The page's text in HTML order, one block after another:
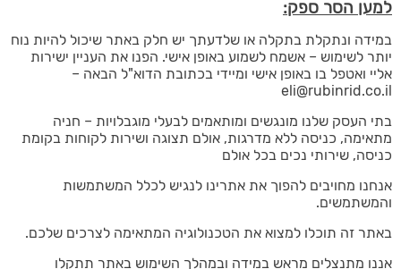
למען הסר ספק:
במידה ונתקלת בתקלה או שלדעתך יש חלק באתר שיכול להיות נוח
יותר לשימוש – אשמח לשמוע באופן אישי. הפנו את העניין ישירות
אליי ואטפל בו באופן אישי ומיידי בכתובת הדוא"ל הבאה –
eli@rubinrid.co.il
בתי העסק שלנו מונגשים ומותאמים לבעלי מוגבלויות – חניה
מתאימה, כניסה ללא מדרגות, אולם תצוגה ושירות לקוחות בקומת
כניסה, שירותי נכים בכל אולם
אנחנו מחויבים להפוך את אתרינו לנגיש לכלל המשתמשות
והמשתמשים.
באתר זה תוכלו למצוא את הטכנולוגיה המתאימה לצרכים שלכם.
אננו מתנצלים מראש במידה ובמהלך השימוש באתר תתקלו